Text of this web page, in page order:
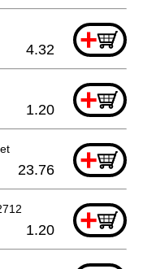
+
4.32
+
1.20
+
23.76
+
1.20